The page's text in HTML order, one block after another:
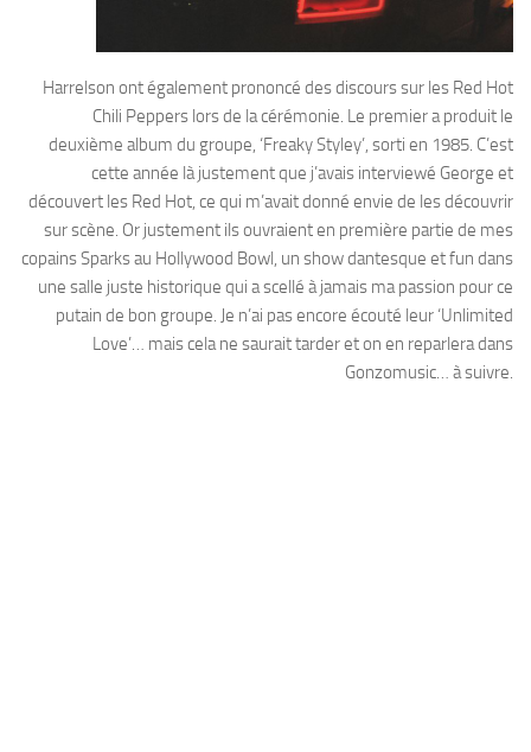
Harrelson ont également prononcé des discours sur les Red Hot
Chili Peppers lors de la cérémonie. Le premier a produit le
deuxième album du groupe, ‘Freaky Styley’, sorti en 1985. C’est
cette année là justement que j’avais interviewé George et
découvert les Red Hot, ce qui m’avait donné envie de les découvrir
sur scène. Or justement ils ouvraient en première partie de mes
copains Sparks au Hollywood Bowl, un show dantesque et fun dans
une salle juste historique qui a scellé à jamais ma passion pour ce
putain de bon groupe. Je n’ai pas encore écouté leur ‘Unlimited
Love’… mais cela ne saurait tarder et on en reparlera dans
Gonzomusic… à suivre.